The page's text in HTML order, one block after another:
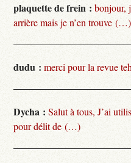
plaquette de frein : bonjour,
arrière mais je n’en trouve (…)
dudu : merci pour la revue
Dycha : Salut à tous, J’ai
pour délit de (…)